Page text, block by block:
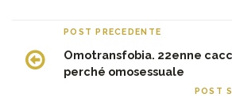
POST PRECEDENTE
Omotransfobia. 22enne
perché omosessuale
POST